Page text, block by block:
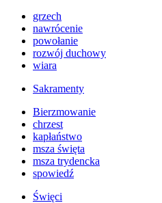
grzech
nawrócenie
powołanie
rozwój duchowy
wiara
Sakramenty
Bierzmowanie
chrzest
kapłaństwo
msza święta
msza trydencka
spowiedź
Święci